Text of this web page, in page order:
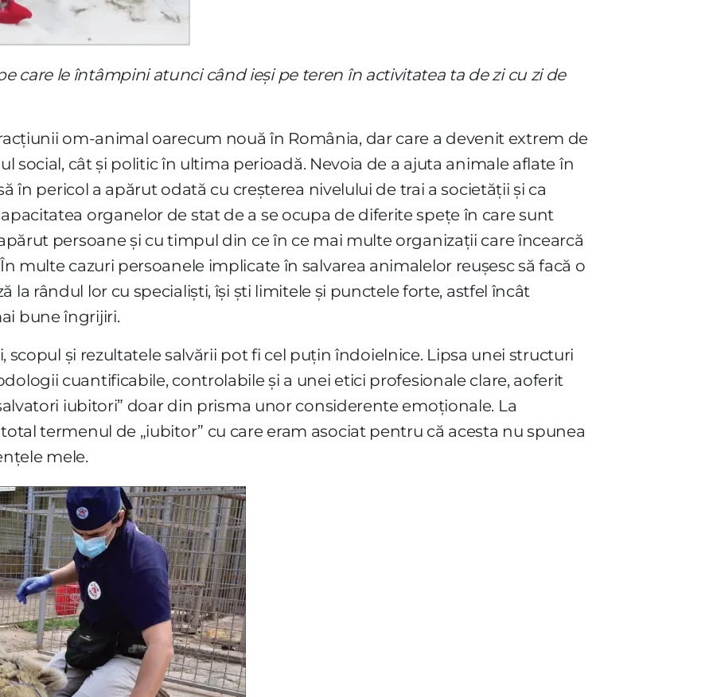
care le întâmpini atunci când ieși pe teren în activitatea ta de zi cu zi de
om-animal oarecum nouă în România, dar care a devenit extrem de
social, cât și politic în ultima perioadă. Nevoia de a ajuta animale aflate în
în pericol a apărut odată cu creșterea nivelului de trai a societății și ca
organelor de stat de a se ocupa de diferite spețe în care sunt
persoane și cu timpul din ce în ce mai multe organizații care încearcă
multe cazuri persoanele implicate în salvarea animalelor reușesc să facă o
la rândul lor cu specialiști, își ști limitele și punctele forte, astfel încât
bune îngrijiri.
scopul și rezultatele salvării pot fi cel puțin îndoielnice. Lipsa unei structuri
cuantificabile, controlabile și a unei etici profesionale clare, aoferit
iubitori” doar din prisma unor considerente emoționale. La
termenul de „iubitor” cu care eram asociat pentru că acesta nu spunea
mele.